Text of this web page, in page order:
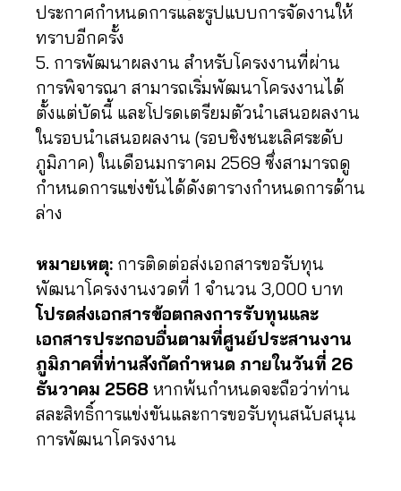
ประกาศกำหนดการและรูปแบบการจัดงานให้
ทราบอีกครั้ง
5. การพัฒนาผลงาน สำหรับโครงงานที่ผ่าน
การพิจารณา สามารถเริ่มพัฒนาโครงงานได้
ตั้งแต่บัดนี้ และโปรดเตรียมตัวนำเสนอผลงาน
ในรอบนำเสนอผลงาน (รอบชิงชนะเลิศระดับ
ภูมิภาค) ในเดือนมกราคม 2569 ซึ่งสามารถดู
กำหนดการแข่งขันได้ดังตารางกำหนดการด้าน
ล่าง
หมายเหตุ: การติดต่อส่งเอกสารขอรับทุน
พัฒนาโครงงานงวดที่ 1 จำนวน 3,000 บาท
โปรดส่งเอกสารข้อตกลงการรับทุนและ
เอกสารประกอบอื่นตามที่ศูนย์ประสานงาน
ภูมิภาคที่ท่านสังกัดกำหนด ภายในวันที่ 26
ธันวาคม 2568 หากพ้นกำหนดจะถือว่าท่าน
สละสิทธิ์การแข่งขันและการขอรับทุนสนับสนุน
การพัฒนาโครงงาน